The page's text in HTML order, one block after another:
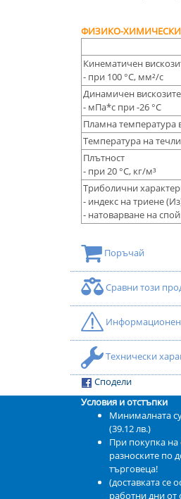
ФИЗИКО-ХИМИЧЕСКИ
Кинематичен
- при 100 °С, мм²/с
Динамичен
- мПа*с при -26 °С
Пламна температура
Температура на
Плътност
- при 20 °C, кг/м³
Триболични
- индекс на триене
- натоварване на
Поръчай
Сравни този
Информационен
Технически
Сподели
Условия и отстъпки
Минималната
(39.12 лв.)
При покупка на
разноските по
търговеца!
(доставката се
работни дни